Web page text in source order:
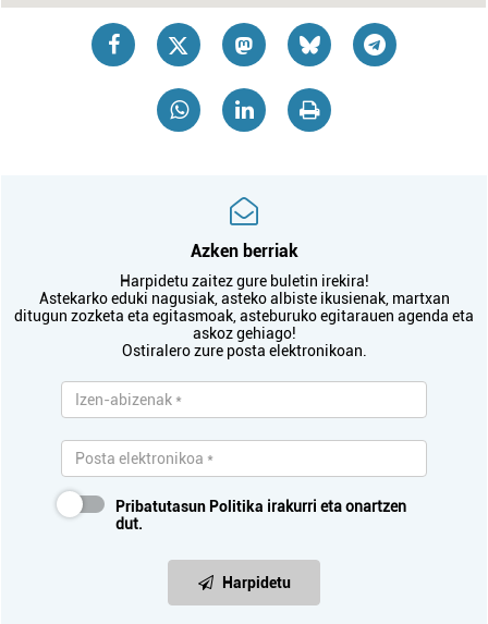
Azken berriak
Harpidetu zaitez gure buletin irekira!
Astekarko eduki nagusiak, asteko albiste ikusienak, martxan
ditugun zozketa eta egitasmoak, asteburuko egitarauen agenda eta
askoz gehiago!
Ostiralero zure posta elektronikoan.
Pribatutasun Politika irakurri eta onartzen
dut.
Harpidetu